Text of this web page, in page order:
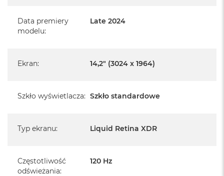
MacBook Pro jest nowy
Posiada pełną, 12 miesięczną gwarancję
producenta
serwisowym Apple na terenie całego świata.
Szczegółowe informacje na ten temat uzyskają Państwo
Posiada fabryczne opakowanie
Data premiery
modelu:
Late 2024
Ekran: 14,2" (3024 x 1964)
Szkło wyświetlacza: Szkło standardowe
Typ ekranu: Liquid Retina XDR
Częstotliwość
odświeżania:
120 Hz